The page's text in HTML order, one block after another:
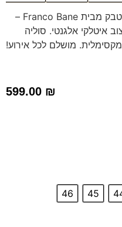
מגפיים לגברים פורטו 1124 בצבע טבק מבית Franco Bane –
איטלקי אלגנטי. סוליה
מושלם לכל אירוע!
599.00 ₪
45
46